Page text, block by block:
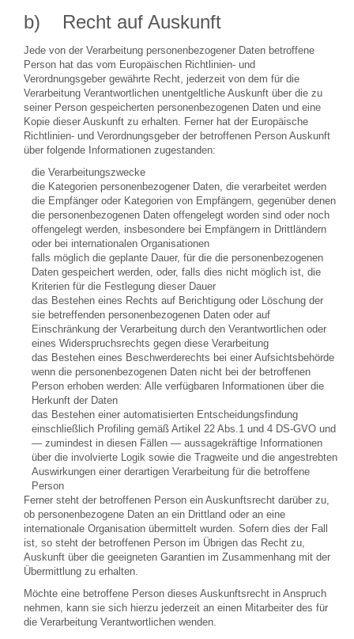
b) Recht auf Auskunft
Jede von der Verarbeitung personenbezogener Daten betroffene
Person hat das vom Europäischen Richtlinien- und
Verordnungsgeber gewährte Recht, jederzeit von dem für die
Verarbeitung Verantwortlichen unentgeltliche Auskunft über die zu
seiner Person gespeicherten personenbezogenen Daten und eine
Kopie dieser Auskunft zu erhalten. Ferner hat der Europäische
Richtlinien- und Verordnungsgeber der betroffenen Person Auskunft
über folgende Informationen zugestanden:
die Verarbeitungszwecke
die Kategorien personenbezogener Daten, die verarbeitet werden
die Empfänger oder Kategorien von Empfängern, gegenüber denen
die personenbezogenen Daten offengelegt worden sind oder noch
offengelegt werden, insbesondere bei Empfängern in Drittländern
oder bei internationalen Organisationen
falls möglich die geplante Dauer, für die die personenbezogenen
Daten gespeichert werden, oder, falls dies nicht möglich ist, die
Kriterien für die Festlegung dieser Dauer
das Bestehen eines Rechts auf Berichtigung oder Löschung der
sie betreffenden personenbezogenen Daten oder auf
Einschränkung der Verarbeitung durch den Verantwortlichen oder
eines Widerspruchsrechts gegen diese Verarbeitung
das Bestehen eines Beschwerderechts bei einer Aufsichtsbehörde
wenn die personenbezogenen Daten nicht bei der betroffenen
Person erhoben werden: Alle verfügbaren Informationen über die
Herkunft der Daten
das Bestehen einer automatisierten Entscheidungsfindung
einschließlich Profiling gemäß Artikel 22 Abs.1 und 4 DS-GVO und
— zumindest in diesen Fällen — aussagekräftige Informationen
über die involvierte Logik sowie die Tragweite und die angestrebten
Auswirkungen einer derartigen Verarbeitung für die betroffene
Person
Ferner steht der betroffenen Person ein Auskunftsrecht darüber zu,
ob personenbezogene Daten an ein Drittland oder an eine
internationale Organisation übermittelt wurden. Sofern dies der Fall
ist, so steht der betroffenen Person im Übrigen das Recht zu,
Auskunft über die geeigneten Garantien im Zusammenhang mit der
Übermittlung zu erhalten.
Möchte eine betroffene Person dieses Auskunftsrecht in Anspruch
nehmen, kann sie sich hierzu jederzeit an einen Mitarbeiter des für
die Verarbeitung Verantwortlichen wenden.